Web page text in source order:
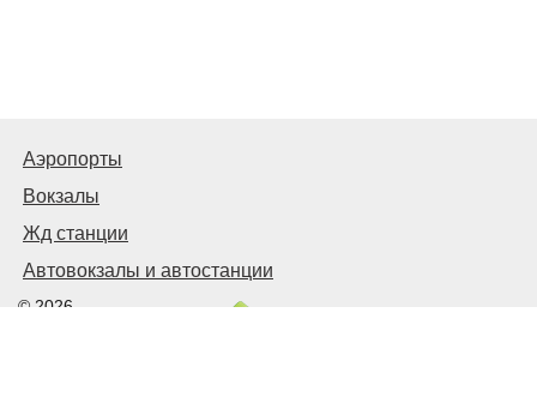
Аэропорты
Вокзалы
Жд станции
Автовокзалы и автостанции
© 2026